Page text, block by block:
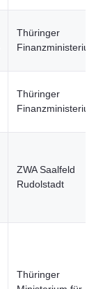
Thüringer
Thüringer
ZWA Saalfeld
Rudolstadt
Thüringer